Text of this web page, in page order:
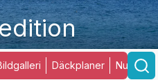
Däckplaner